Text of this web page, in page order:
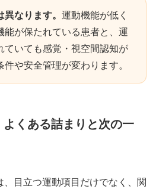
なります。 運動機能が低く
能が保たれている患者と、運
ていても感覚・視空間認知が
や安全管理が変わります。
くある詰まりと次の一
目立つ運動項目だけでなく、関